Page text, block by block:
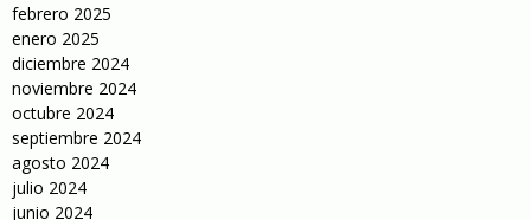
febrero 2025
enero 2025
diciembre 2024
noviembre 2024
octubre 2024
septiembre 2024
agosto 2024
julio 2024
junio 2024